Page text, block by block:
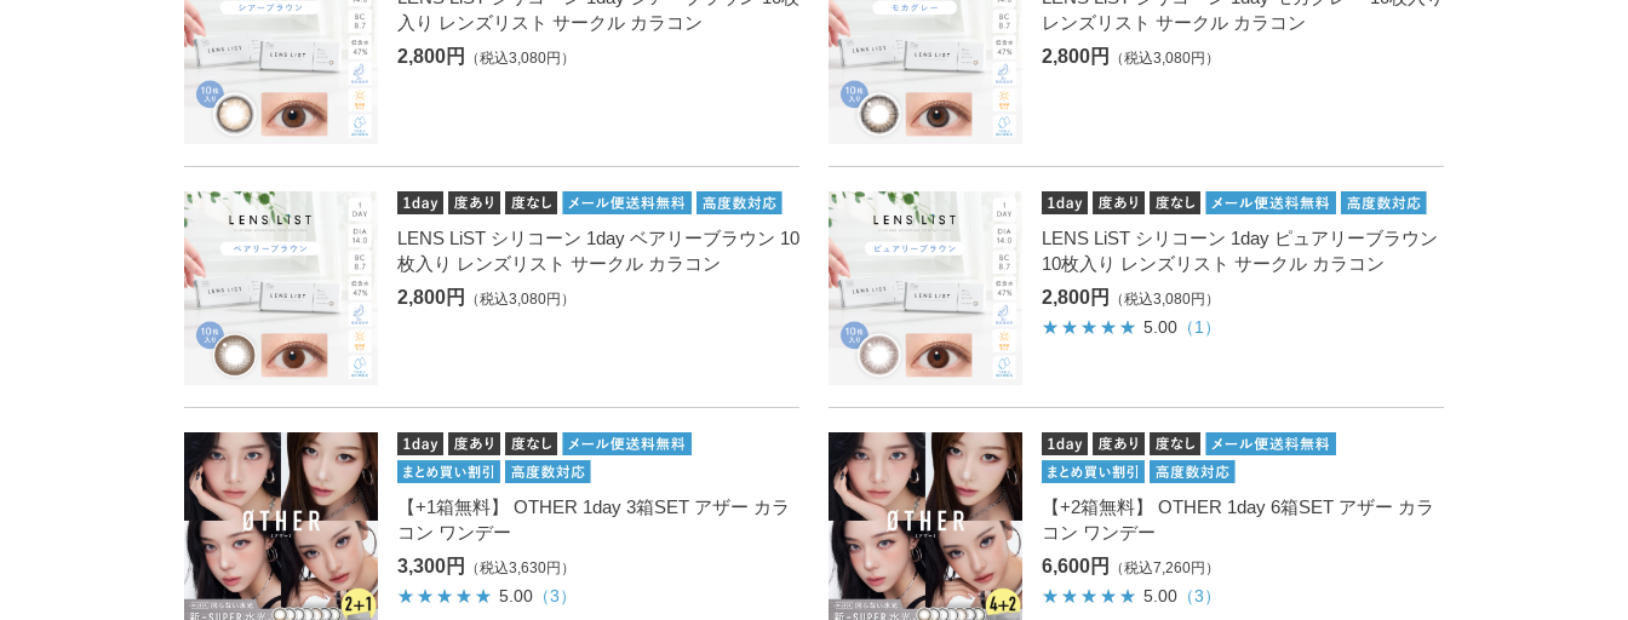
入り レンズリスト サークル カラコン
2,800円
（税込3,080円）
レンズリスト サークル カラコン
2,800円
（税込3,080円）
LENS LiST シリコーン 1day ベアリーブラウン 10
枚入り レンズリスト サークル カラコン
2,800円
（税込3,080円）
LENS LiST シリコーン 1day ピュアリーブラウン
10枚入り レンズリスト サークル カラコン
2,800円
（税込3,080円）
5.00（1）
【+1箱無料】 OTHER 1day 3箱SET アザー カラ
コン ワンデー
3,300円
（税込3,630円）
5.00 （3）
【+2箱無料】 OTHER 1day 6箱SET アザー カラ
コン ワンデー
6,600円
（税込7,260円）
5.00（3）